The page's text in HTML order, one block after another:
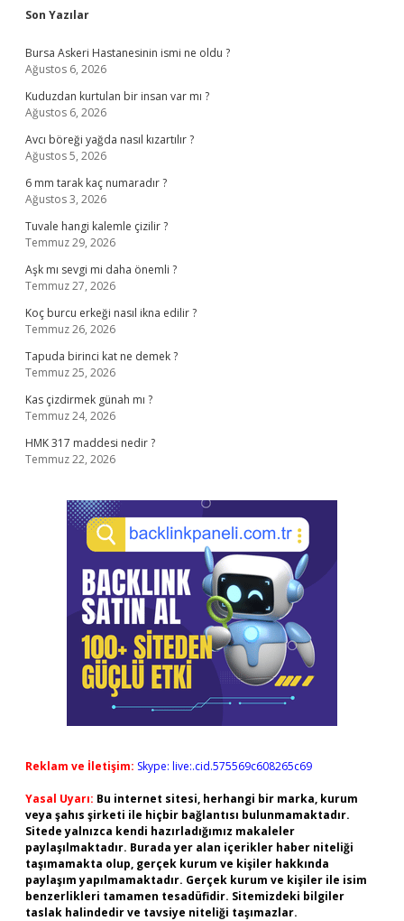
Sidebar
Son Yazılar
Bursa Askeri Hastanesinin ismi ne oldu ?
Ağustos 6, 2026
Kuduzdan kurtulan bir insan var mı ?
Ağustos 6, 2026
Avcı böreği yağda nasıl kızartılır ?
Ağustos 5, 2026
6 mm tarak kaç numaradır ?
Ağustos 3, 2026
Tuvale hangi kalemle çizilir ?
Temmuz 29, 2026
Aşk mı sevgi mi daha önemli ?
Temmuz 27, 2026
Koç burcu erkeği nasıl ikna edilir ?
Temmuz 26, 2026
Tapuda birinci kat ne demek ?
Temmuz 25, 2026
Kas çizdirmek günah mı ?
Temmuz 24, 2026
HMK 317 maddesi nedir ?
Temmuz 22, 2026
Reklam ve İletişim: Skype: live:.cid.575569c608265c69
Yasal Uyarı: Bu internet sitesi, herhangi bir marka, kurum
veya şahıs şirketi ile hiçbir bağlantısı bulunmamaktadır.
Sitede yalnızca kendi hazırladığımız makaleler
paylaşılmaktadır. Burada yer alan içerikler haber niteliği
taşımamakta olup, gerçek kurum ve kişiler hakkında
paylaşım yapılmamaktadır. Gerçek kurum ve kişiler ile isim
benzerlikleri tamamen tesadüfidir. Sitemizdeki bilgiler
taslak halindedir ve tavsiye niteliği taşımazlar.